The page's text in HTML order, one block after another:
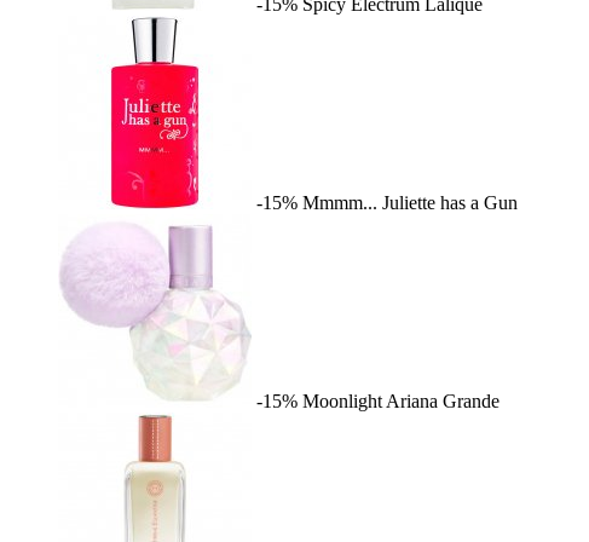
-15% Spicy Electrum Lalique
-15% Mmmm... Juliette has a Gun
-15% Moonlight Ariana Grande